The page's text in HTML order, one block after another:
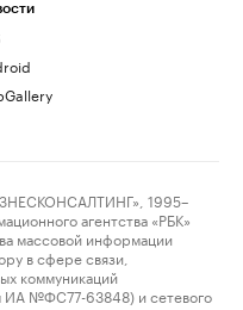
1995–
агентства «РБК»
массовой информации
в сфере связи,
коммуникаций
ИА №ФС77-63848) и сетевого